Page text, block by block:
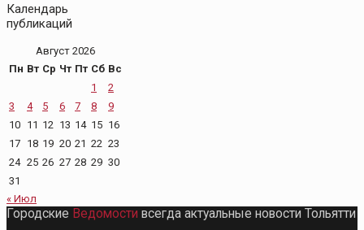
Календарь
публикаций
Август 2026
Пн Вт Ср Чт Пт Сб Вс
1
2
3
4 5 6 7 8
9
10 11 12 13 14 15 16
17 18 19 20 21 22 23
24 25 26 27 28 29 30
31
« Июл
Городские Ведомости всегда актуальные новости Тольятти